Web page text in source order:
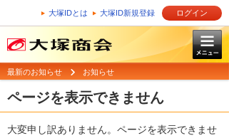
大塚IDとは 大塚ID新規登録 ログイン
最新のお知らせ お知らせ
ページを表示できません
大変申し訳ありません。ページを表示できませ